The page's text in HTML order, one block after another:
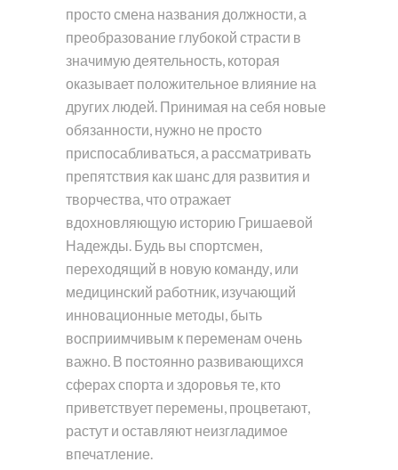
просто смена названия должности, а
преобразование глубокой страсти в
значимую деятельность, которая
оказывает положительное влияние на
других людей. Принимая на себя новые
обязанности, нужно не просто
приспосабливаться, а рассматривать
препятствия как шанс для развития и
творчества, что отражает
вдохновляющую историю Гришаевой
Надежды. Будь вы спортсмен,
переходящий в новую команду, или
медицинский работник, изучающий
инновационные методы, быть
восприимчивым к переменам очень
важно. В постоянно развивающихся
сферах спорта и здоровья те, кто
приветствует перемены, процветают,
растут и оставляют неизгладимое
впечатление.